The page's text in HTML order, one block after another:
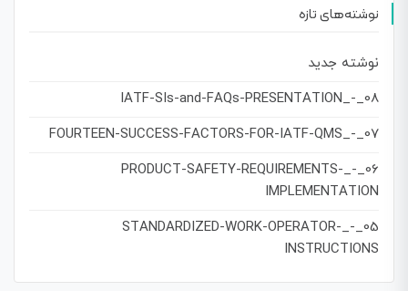
نوشته‌های تازه
نوشته جدید
08_-_IATF-SIs-and-FAQs-PRESENTATION
07_-_FOURTEEN-SUCCESS-FACTORS-FOR-IATF-QMS
06_-_PRODUCT-SAFETY-REQUIREMENTS-
IMPLEMENTATION
05_-_STANDARDIZED-WORK-OPERATOR-
INSTRUCTIONS